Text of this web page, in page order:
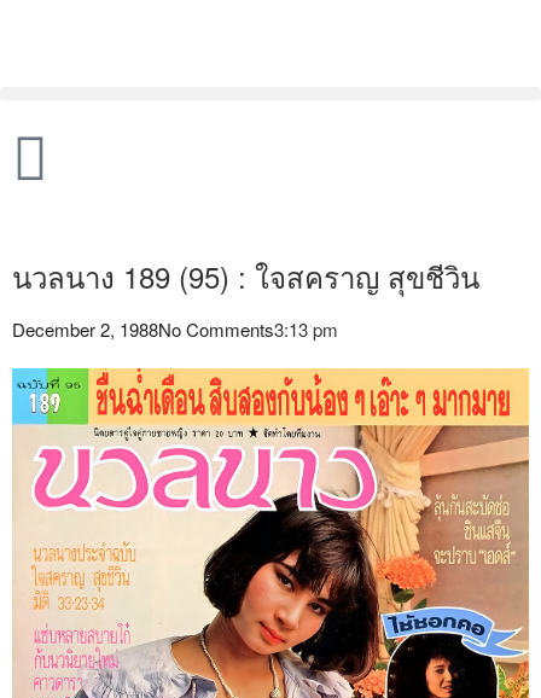
นวลนาง 189 (95) : ใจสคราญ สุขชีวิน
December 2, 1988No Comments3:13 pm